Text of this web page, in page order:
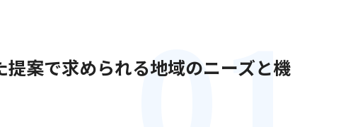
案で求められる地域のニーズと機